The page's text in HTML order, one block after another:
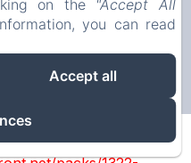
Loading chunk 1322
on the "Accept All
you can read
Accept all